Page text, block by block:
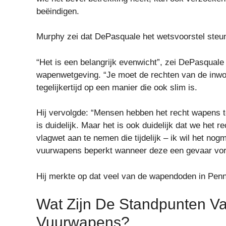
beëindigen.
Murphy zei dat DePasquale het wetsvoorstel
“Het is een belangrijk evenwicht”, zei
wapenwetgeving. “Je moet de rechten van de
tegelijkertijd op een manier die ook slim is.
Hij vervolgde: “Mensen hebben het recht
is duidelijk. Maar het is ook duidelijk dat we het
vlagwet aan te nemen die tijdelijk – ik wil het
vuurwapens beperkt wanneer deze een gevaar
Hij merkte op dat veel van de wapendoden in
Wat Zijn De Standpunten
Vuurwapens?